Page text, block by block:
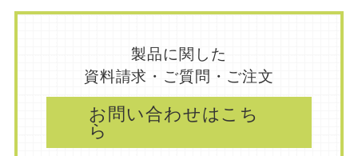
製品に関した
資料請求・ご質問・ご注文
お問い合わせはこち
ら